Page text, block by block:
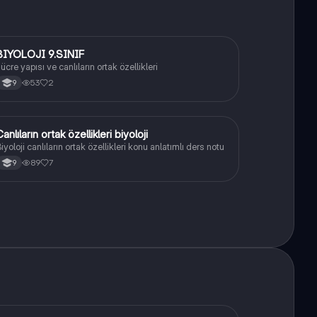
Biyoloji 9.SINIF
yapısı ve canlıların ortak özellikleri
9 53 2
Biyoloji ortak özellikleri biyoloji
canlıların ortak özellikleri konu anlatımlı ders notu
9 89 7